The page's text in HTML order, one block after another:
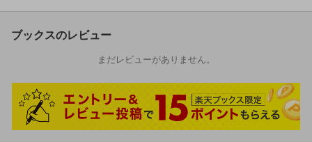
ブックスのレビュー
まだレビューがありません。